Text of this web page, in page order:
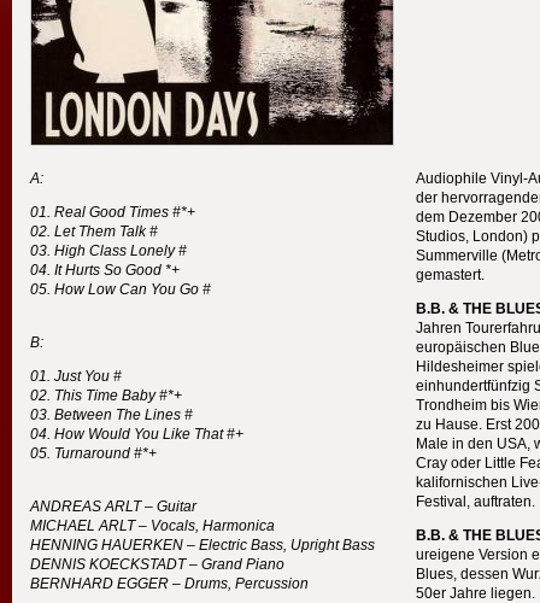
A:
Real Good Times #*+
Let Them Talk #
High Class Lonely #
It Hurts So Good *+
How Low Can You Go #
B:
Just You #
This Time Baby #*+
Between The Lines #
How Would You Like That #+
Turnaround #*+
ANDREAS ARLT– Guitar
MICHAEL ARLT– Vocals, Harmonica
HENNING HAUERKEN – Electric Bass, Upright Bass
DENNIS KOECKSTADT– Grand Piano
BERNHARD EGGER – Drums, Percussion
Audiophile Vinyl-
der
dem Dezember
Studios, London)
Summerville
gemastert.
B.B. & THE
Jahren
europäischen
Hildesheimer
einhundertfünfzig
Trondheim bis
zu Hause. Erst
Male in den USA,
Cray oder Little
kalifornischen
Festival, auftraten.
B.B. & THE
ureigene Version
Blues, dessen
50er Jahre liegen.